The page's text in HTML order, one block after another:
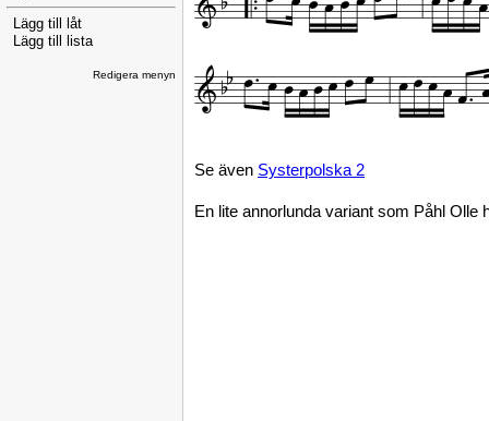
Lägg till låt
Lägg till lista
Redigera menyn
Se även Systerpolska 2
En lite annorlunda variant som Påhl